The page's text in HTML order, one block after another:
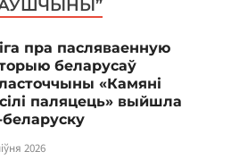
пра пасляваенную
беларусаў
«Камяні
паляцець» выйшла
2026